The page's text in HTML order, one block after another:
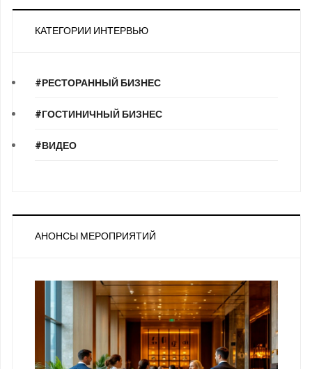
КАТЕГОРИИ ИНТЕРВЬЮ
#РЕСТОРАННЫЙ БИЗНЕС
#ГОСТИНИЧНЫЙ БИЗНЕС
#ВИДЕО
АНОНСЫ МЕРОПРИЯТИЙ